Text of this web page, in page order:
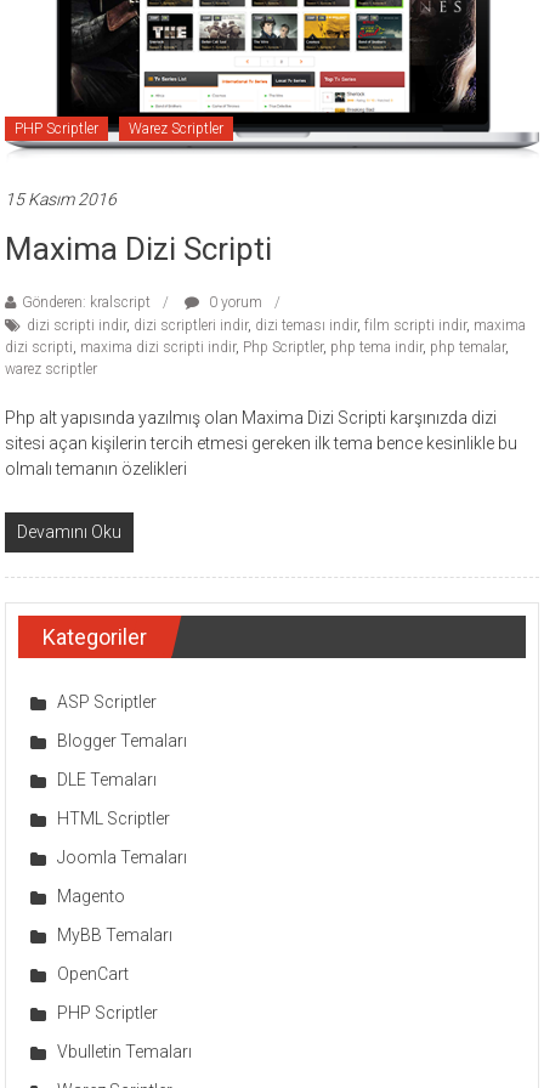
wordpress
temaları,
php
theme
sitesi.
PHP Scriptler Warez Scriptler
15 Kasım 2016
Maxima Dizi Scripti
Gönderen: kralscript
0 yorum
dizi scripti indir, dizi scriptleri indir, dizi teması indir,film scripti indir, maxima
dizi scripti, maxima dizi scripti indir, Php Scriptler, php tema indir, php temalar,
warez scriptler
Php alt yapısında yazılmış olan Maxima Dizi Scripti karşınızda dizi
sitesi açan kişilerin tercih etmesi gereken ilk tema bence kesinlikle bu
olmalı temanın özelikleri
Devamını Oku
Kategoriler
ASP Scriptler
Blogger Temaları
DLE Temaları
HTML Scriptler
Joomla Temaları
Magento
MyBB Temaları
OpenCart
PHP Scriptler
Vbulletin Temaları